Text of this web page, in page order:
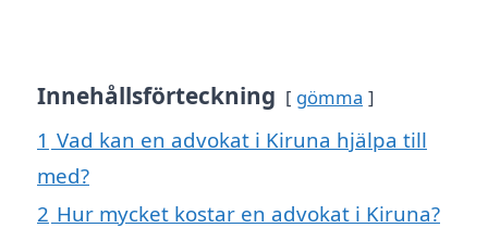
Innehållsförteckning gömma
1 Vad kan en advokat i Kiruna hjälpa till
med?
2 Hur mycket kostar en advokat i Kiruna?